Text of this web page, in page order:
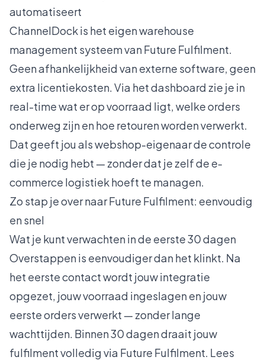
automatiseert
ChannelDock is het eigen warehouse
management systeem van Future Fulfilment.
Geen afhankelijkheid van externe software, geen
extra licentiekosten. Via het dashboard zie je in
real-time wat er op voorraad ligt, welke orders
onderweg zijn en hoe retouren worden verwerkt.
Dat geeft jou als webshop-eigenaar de controle
die je nodig hebt — zonder dat je zelf de e-
commerce logistiek hoeft te managen.
Zo stap je over naar Future Fulfilment: eenvoudig
en snel
Wat je kunt verwachten in de eerste 30 dagen
Overstappen is eenvoudiger dan het klinkt. Na
het eerste contact wordt jouw integratie
opgezet, jouw voorraad ingeslagen en jouw
eerste orders verwerkt — zonder lange
wachttijden. Binnen 30 dagen draait jouw
fulfilment volledig via Future Fulfilment. Lees